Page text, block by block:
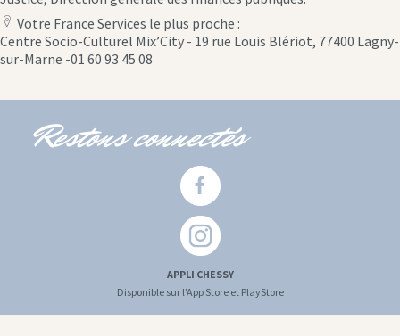
location
icon
Votre France Services le plus proche :
Centre Socio-Culturel Mix’City - 19 rue Louis Blériot, 77400 Lagny-
sur-Marne -01 60 93 45 08
Restons connectés
APPLI CHESSY
Disponible sur l'App Store et PlayStore